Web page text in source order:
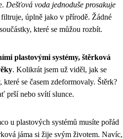
Dešťová voda jednoduše prosakuje
filtruje, úplně jako v přírodě. Žádné
které se můžou rozbít.
plastovými systémy, štěrková
. Kolikrát jsem už viděl, jak se
se časem zdeformovaly. Štěrk?
prší nebo svítí slunce.
u plastových systémů musíte pořád
jáma si žije svým životem. Navíc,